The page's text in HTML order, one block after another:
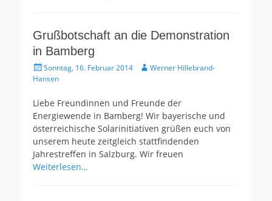
Grußbotschaft an die Demonstration
in Bamberg
Gepostet
am
Sonntag, 16. Februar 2014 AutorWerner Hillebrand-
Hansen
Liebe Freundinnen und Freunde der
Energiewende in Bamberg! Wir bayerische und
österreichische Solarinitiativen grüßen euch von
unserem heute zeitgleich stattfindenden
Jahrestreffen in Salzburg. Wir freuen
Weiterlesen…